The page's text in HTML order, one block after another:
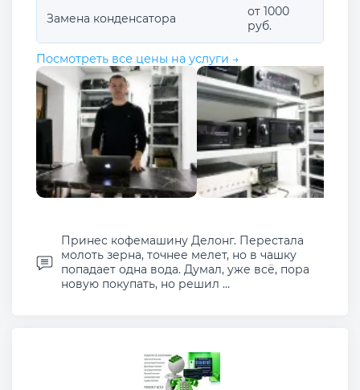
Замена конденсатора
от 1000
руб.
Посмотреть все цены на услуги →
Принес кофемашину Делонг. Перестала
молоть зерна, точнее мелет, но в чашку
попадает одна вода. Думал, уже всё, пора
новую покупать, но решил ...